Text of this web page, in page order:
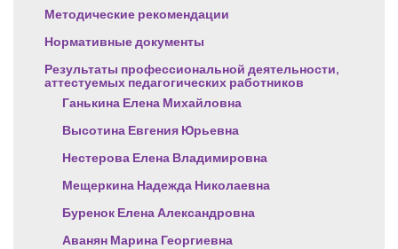
Методические рекомендации
Нормативные документы
Результаты профессиональной деятельности,
аттестуемых педагогических работников
Ганькина Елена Михайловна
Высотина Евгения Юрьевна
Нестерова Елена Владимировна
Мещеркина Надежда Николаевна
Буренок Елена Александровна
Аванян Марина Георгиевна